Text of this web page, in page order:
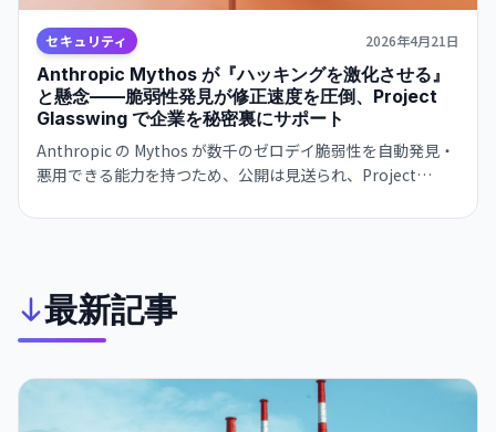
セキュリティ 2026年4月21日
Anthropic Mythos が『ハッキングを激化させる』
と懸念——脆弱性発見が修正速度を圧倒、Project
Glasswing で企業を秘密裏にサポート
Anthropic の Mythos が数千のゼロデイ脆弱性を自動発見・
悪用できる能力を持つため、公開は見送られ、Project
JPMorgan・Nvidia など主要企業のみに提供。AI が脆弱性を
最新記事